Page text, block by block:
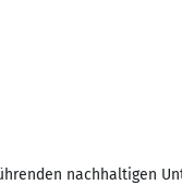
nachhaltigen